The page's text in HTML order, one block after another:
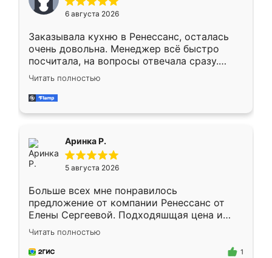
Мне нравится ,если что-то потребуется из
мебели буду заказывать только здесь.
6 августа 2026
Заказывала кухню в Ренессанс, осталась
очень довольна. Менеджер всё быстро
посчитала, на вопросы отвечала сразу.
Замерщик приехал в субботу, подошёл к
делу со всей ответственностью. Собрали
за день, ребята работали аккуратно, даже
Читать полностью
Аринка Р.
5 августа 2026
Больше всех мне понравилось
предложение от компании Ренессанс от
Елены Сергеевой. Подходяшщая цена и
короткие сроки изготовления. Приехавший
для замера сотрудник Владислав
предложил по моему эскизу самый
Читать полностью
1